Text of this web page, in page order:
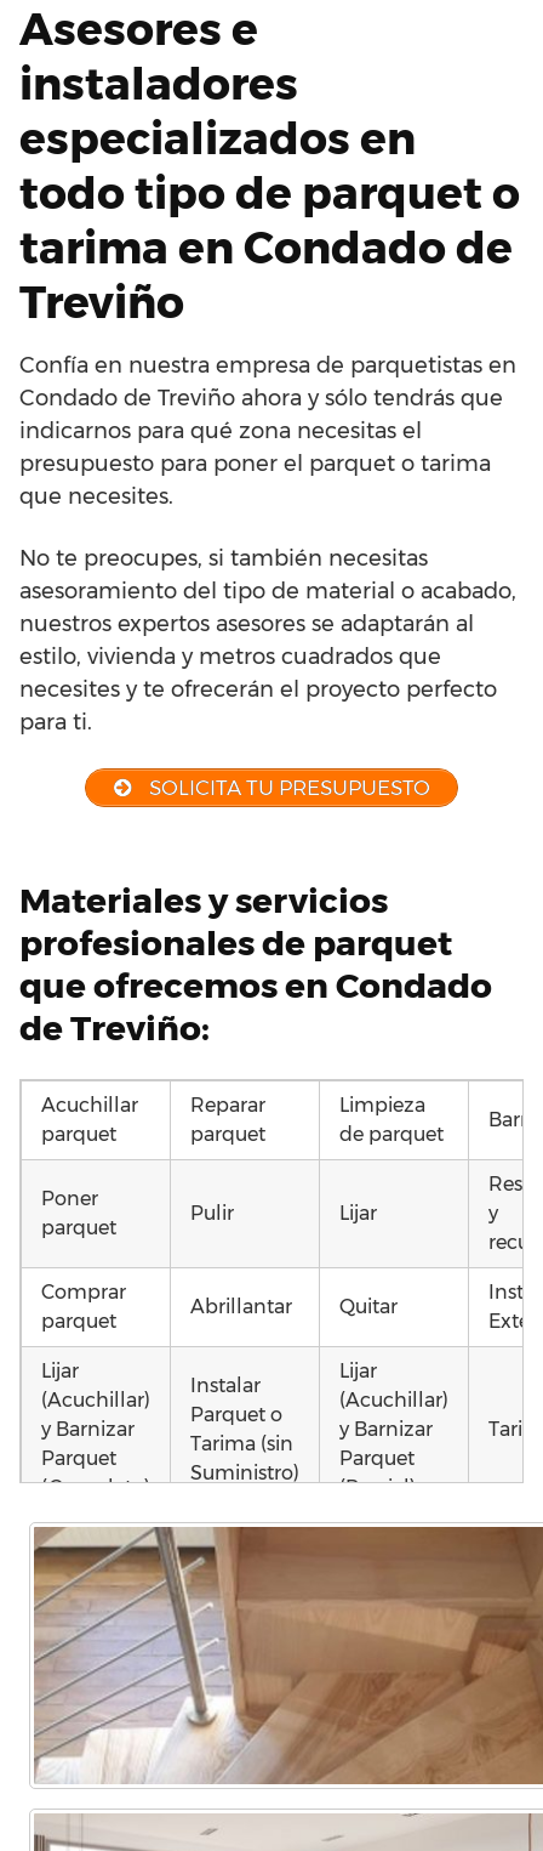
Asesores e
instaladores
especializados en
todo tipo de parquet o
tarima en Condado de
Treviño
Confía en nuestra empresa de parquetistas en
Condado de Treviño ahora y sólo tendrás que
indicarnos para qué zona necesitas el
presupuesto para poner el parquet o tarima
que necesites.
No te preocupes, si también necesitas
asesoramiento del tipo de material o acabado,
nuestros expertos asesores se adaptarán al
estilo, vivienda y metros cuadrados que
necesites y te ofrecerán el proyecto perfecto
para ti.
SOLICITA TU PRESUPUESTO
Materiales y servicios
profesionales de parquet
que ofrecemos en Condado
de Treviño:
Acuchillar
parquet
Reparar
parquet
Limpieza
de parquet
Poner
parquet
Pulir Lijar
y
Comprar
parquet
Abrillantar Quitar
Lijar
(Acuchillar)
y Barnizar
Parquet
(Completo)
Instalar
Parquet o
Tarima (sin
Suministro)
Lijar
(Acuchillar)
y Barnizar
Parquet
(Parcial)
Colocar
parquet o
Tarima
Local
Comercial
Poner
parquet o
Tarima
Vivienda
(Completa)
Tarima